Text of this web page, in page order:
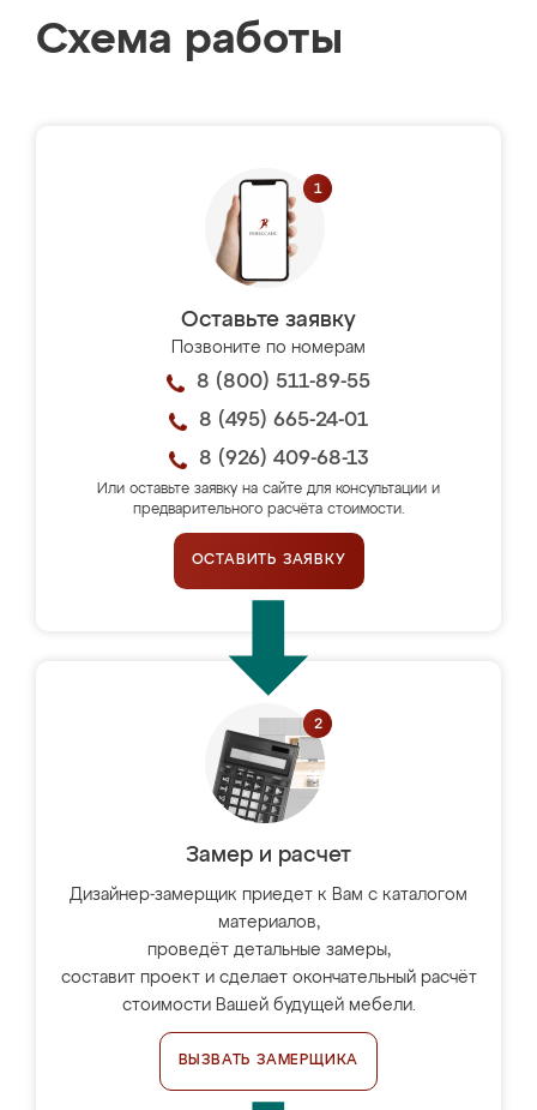
Схема работы
Оставьте заявку
Позвоните по номерам
8 (800) 511-89-55
8 (495) 665-24-01
8 (926) 409-68-13
Или оставьте заявку на сайте для консультации и
предварительного расчёта стоимости.
ОСТАВИТЬ ЗАЯВКУ
Замер и расчет
Дизайнер-замерщик приедет к Вам с каталогом
материалов,
проведёт детальные замеры,
составит проект и сделает окончательный расчёт
стоимости Вашей будущей мебели.
ВЫЗВАТЬ ЗАМЕРЩИКА